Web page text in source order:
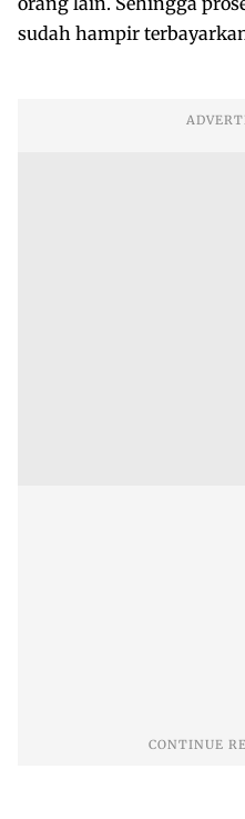
sudah hampir